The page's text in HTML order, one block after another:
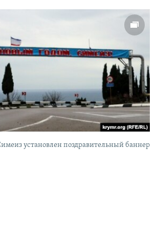
установлен поздравительный баннер